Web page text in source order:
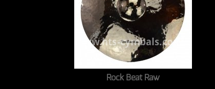
Rock Beat Raw